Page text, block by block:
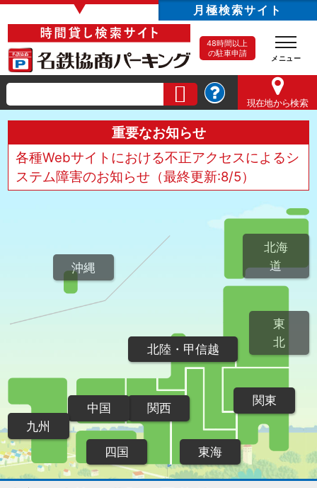
▼ 月極検索サイト
48時間以上
の駐車申請
現在地から検索
重要なお知らせ
各種Webサイトにおける不正アクセスによるシ
ステム障害のお知らせ（最終更新:8/5）
北海
道
東
北
関東
北陸・甲信越
東海
関西
中国
四国
九州
沖縄